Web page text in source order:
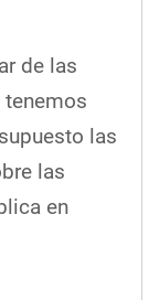
de las
tenemos
las
las
en